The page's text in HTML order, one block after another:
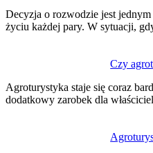
Decyzja o rozwodzie jest
życiu każdej pary. W sytuacji,
Czy
Agroturystyka staje się coraz
dodatkowy zarobek dla
wpisu